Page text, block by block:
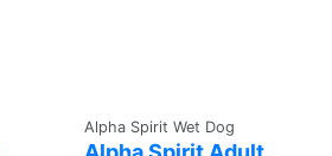
Alpha Spirit Wet Dog